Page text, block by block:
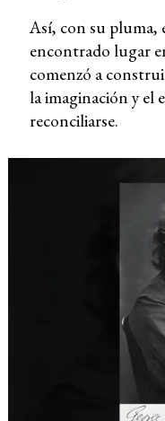
Así, con su pluma,
encontrado lugar
comenzó a
la imaginación y
reconciliarse.